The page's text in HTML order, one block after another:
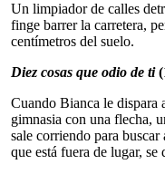
Un limpiador de calles
finge barrer la carretera,
centímetros del suelo.
Diez cosas que odio de ti
Cuando Bianca le dispara
gimnasia con una flecha,
sale corriendo para
que está fuera de lugar,